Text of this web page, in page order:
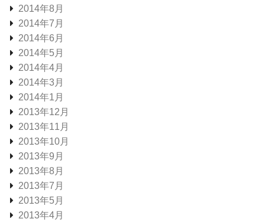
2014年8月
2014年7月
2014年6月
2014年5月
2014年4月
2014年3月
2014年1月
2013年12月
2013年11月
2013年10月
2013年9月
2013年8月
2013年7月
2013年5月
2013年4月